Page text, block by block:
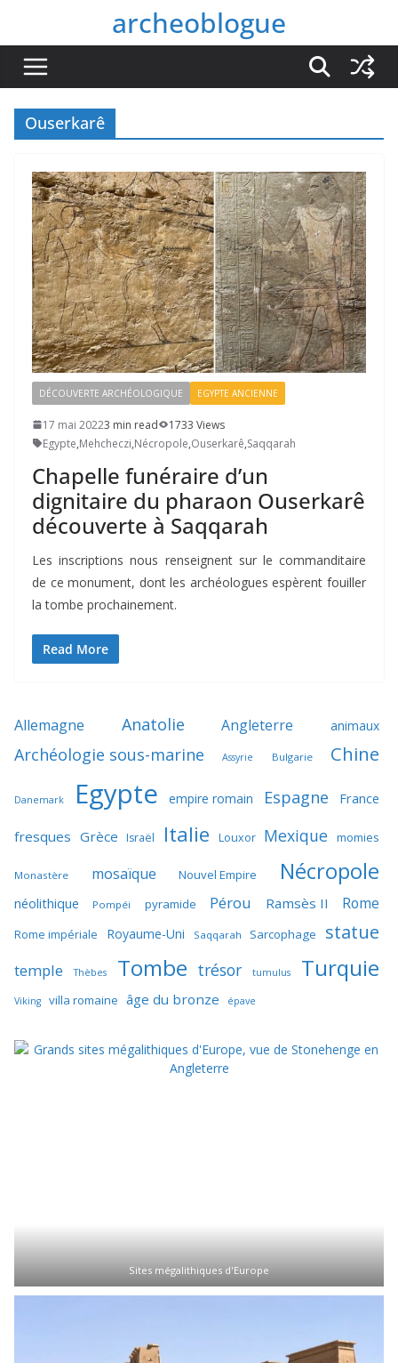
contenu
archeoblogue
Ouserkarê
DÉCOUVERTE ARCHÉOLOGIQUE EGYPTE ANCIENNE
17 mai 20223 min read
1733 Views
Egypte,Mehcheczi,Nécropole,Ouserkarê,Saqqarah
Chapelle funéraire d’un
dignitaire du pharaon Ouserkarê
découverte à Saqqarah
Les inscriptions nous renseignent sur le commanditaire
de ce monument, dont les archéologues espèrent fouiller
la tombe prochainement.
Read More
Allemagne Anatolie Angleterre animaux
Archéologie sous-marine Assyrie Bulgarie Chine
Danemark Egypte empire romain Espagne France
fresques Grèce Israël Italie Louxor Mexique momies
Monastère mosaïque Nouvel Empire Nécropole
néolithique Pompéi pyramide Pérou Ramsès II Rome
Rome impériale Royaume-Uni Saqqarah Sarcophage statue
temple Thèbes Tombe trésor tumulus Turquie
Viking villa romaine âge du bronze épave
Sites mégalithiques d'Europe